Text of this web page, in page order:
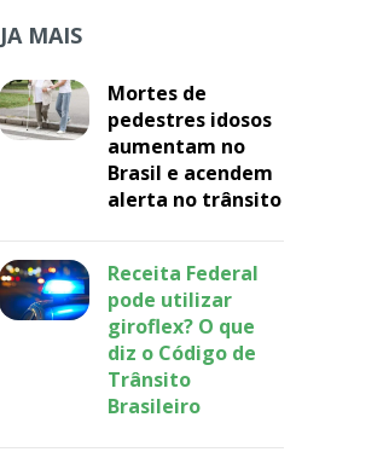
MAIS
Mortes de
pedestres idosos
aumentam no
Brasil e acendem
alerta no trânsito
Receita Federal
pode utilizar
giroflex? O que
diz o Código de
Trânsito
Brasileiro